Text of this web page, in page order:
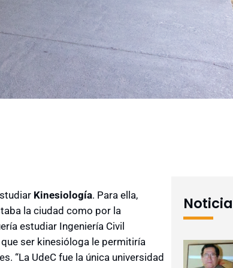
Kinesiología. Para ella,
la ciudad como por la
estudiar Ingeniería Civil
ser kinesióloga le permitiría
“La UdeC fue la única universidad